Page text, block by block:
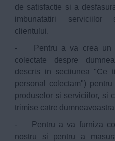
de satisfactie si a
imbunatatirii serviciilor
clientului.
- Pentru a va crea un
colectate despre
descris in sectiunea "Ce
personal colectam")
produselor si serviciilor, si
trimise catre dumneavoastra.
- Pentru a va furniza
nostru si pentru a